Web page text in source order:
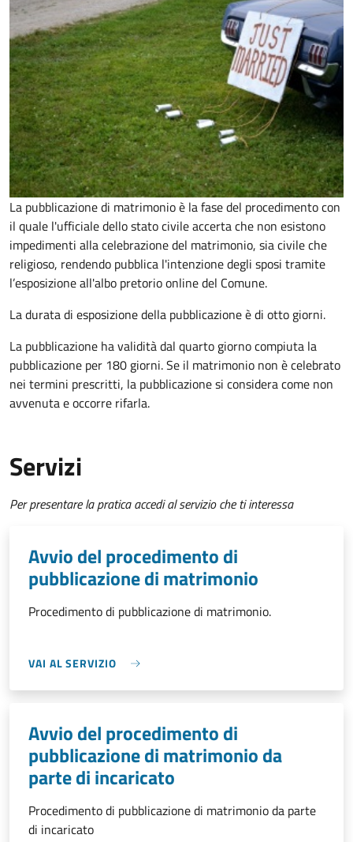
La pubblicazione di matrimonio è la fase del procedimento con
il quale l'ufficiale dello stato civile accerta che non esistono
impedimenti alla celebrazione del matrimonio, sia civile che
religioso, rendendo pubblica l'intenzione degli sposi tramite
l’esposizione all'albo pretorio online del Comune.
La durata di esposizione della pubblicazione è di otto giorni.
La pubblicazione ha validità dal quarto giorno compiuta la
pubblicazione per 180 giorni. Se il matrimonio non è celebrato
nei termini prescritti, la pubblicazione si considera come non
avvenuta e occorre rifarla.
Servizi
Per presentare la pratica accedi al servizio che ti interessa
Avvio del procedimento di
pubblicazione di matrimonio
Procedimento di pubblicazione di matrimonio.
VAI AL SERVIZIO
Avvio del procedimento di
pubblicazione di matrimonio da
parte di incaricato
Procedimento di pubblicazione di matrimonio da parte
di incaricato